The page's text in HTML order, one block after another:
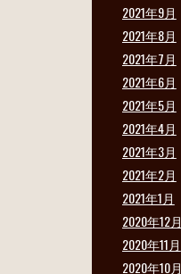
2021年9月
2021年8月
2021年7月
2021年6月
2021年5月
2021年4月
2021年3月
2021年2月
2021年1月
2020年12月
2020年11月
2020年10月